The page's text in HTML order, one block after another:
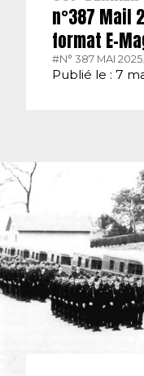
n°387 Mail
format E-
#N° 387 MAI 2025.
Publié le : 7